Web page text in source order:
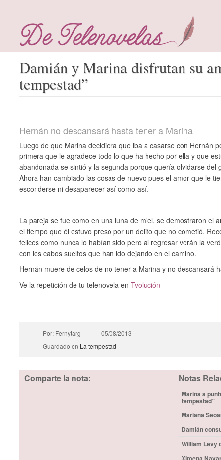
Damián y Marina disfrutan su
tempestad”
Hernán no descansará hasta tener a Marina
Luego de que Marina decidiera que iba a casarse con Hernán
primera que le agradece todo lo que ha hecho por ella y que
abandonada se sintió y la segunda porque quería olvidarse del
Ahora han cambiado las cosas de nuevo pues el amor que le
esconderse ni desaparecer así como así.
La pareja se fue como en una luna de miel, se demostraron el
el tiempo que él estuvo preso por un delito que no cometió.
felices como nunca lo habían sido pero al regresar verán la
con los cabos sueltos que han ido dejando en el camino.
Hernán muere de celos de no tener a Marina y no descansará
Ve la repetición de tu telenovela enTvolución
Por: Fernytarg
05/08/2013
Guardado en La tempestad
Comparte la nota: Notas
Marina a
tempestad”
Mariana
Damián
William Levy
Ximena